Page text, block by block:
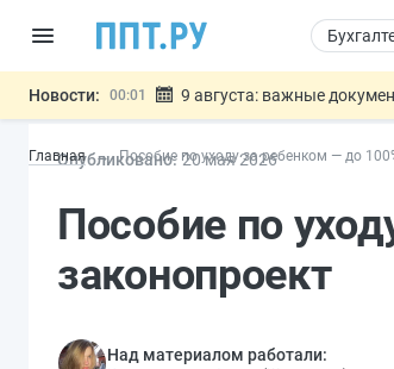
Новости: 00:01 9 августа: важные
07.08 Дистанционную работу
07.08
Важно Разработают
Главная Пособие по уходу за ребенком — до
Опубликовано: 20 мая 2026
Пособие по
законопроект
Над материалом работали: